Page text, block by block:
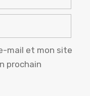
mail et mon site
prochain